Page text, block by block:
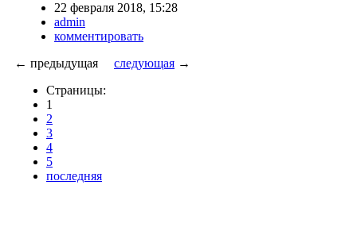
22 февраля 2018, 15:28
admin
комментировать
← предыдущая следующая →
Страницы:
1
2
3
4
5
последняя